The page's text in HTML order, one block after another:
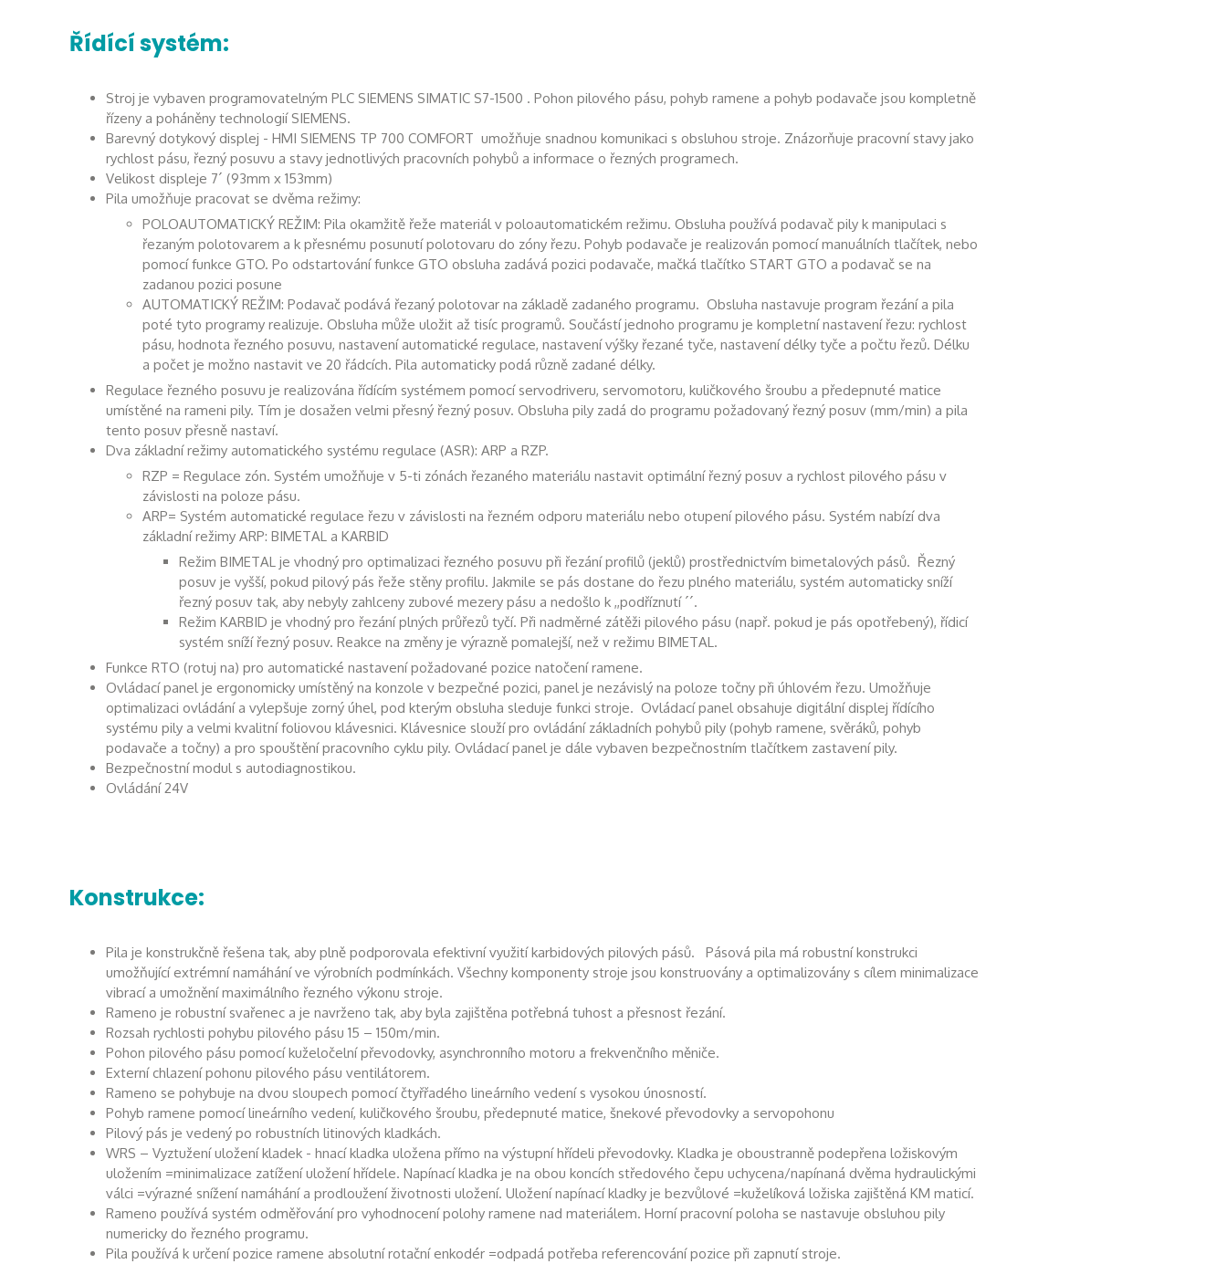
Řídící systém:
Stroj je vybaven programovatelným PLC SIEMENS SIMATIC S7-1500 . Pohon pilového pásu, pohyb ramene a pohyb podavače jsou kompletně
řízeny a poháněny technologií SIEMENS.
Barevný dotykový displej - HMI SIEMENS TP 700 COMFORT umožňuje snadnou komunikaci s obsluhou stroje. Znázorňuje pracovní stavy jako
rychlost pásu, řezný posuvu a stavy jednotlivých pracovních pohybů a informace o řezných programech.
Velikost displeje 7´ (93mm x 153mm)
Pila umožňuje pracovat se dvěma režimy:
POLOAUTOMATICKÝ REŽIM: Pila okamžitě řeže materiál v poloautomatickém režimu. Obsluha používá podavač pily k manipulaci s
řezaným polotovarem a k přesnému posunutí polotovaru do zóny řezu. Pohyb podavače je realizován pomocí manuálních tlačítek, nebo
pomocí funkce GTO. Po odstartování funkce GTO obsluha zadává pozici podavače, mačká tlačítko START GTO a podavač se na
zadanou pozici posune
AUTOMATICKÝ REŽIM: Podavač podává řezaný polotovar na základě zadaného programu. Obsluha nastavuje program řezání a pila
poté tyto programy realizuje. Obsluha může uložit až tisíc programů. Součástí jednoho programu je kompletní nastavení řezu: rychlost
pásu, hodnota řezného posuvu, nastavení automatické regulace, nastavení výšky řezané tyče, nastavení délky tyče a počtu řezů. Délku
a počet je možno nastavit ve 20 řádcích. Pila automaticky podá různě zadané délky.
Regulace řezného posuvu je realizována řídícím systémem pomocí servodriveru, servomotoru, kuličkového šroubu a předepnuté matice
umístěné na rameni pily. Tím je dosažen velmi přesný řezný posuv. Obsluha pily zadá do programu požadovaný řezný posuv (mm/min) a pila
tento posuv přesně nastaví.
Dva základní režimy automatického systému regulace (ASR): ARP a RZP.
RZP = Regulace zón. Systém umožňuje v 5-ti zónách řezaného materiálu nastavit optimální řezný posuv a rychlost pilového pásu v
závislosti na poloze pásu.
ARP= Systém automatické regulace řezu v závislosti na řezném odporu materiálu nebo otupení pilového pásu. Systém nabízí dva
základní režimy ARP: BIMETAL a KARBID
Režim BIMETAL je vhodný pro optimalizaci řezného posuvu při řezání profilů (jeklů) prostřednictvím bimetalových pásů. Řezný
posuv je vyšší, pokud pilový pás řeže stěny profilu. Jakmile se pás dostane do řezu plného materiálu, systém automaticky sníží
řezný posuv tak, aby nebyly zahlceny zubové mezery pásu a nedošlo k ,,podříznutí ´´.
Režim KARBID je vhodný pro řezání plných průřezů tyčí. Při nadměrné zátěži pilového pásu (např. pokud je pás opotřebený), řídicí
systém sníží řezný posuv. Reakce na změny je výrazně pomalejší, než v režimu BIMETAL.
Funkce RTO (rotuj na) pro automatické nastavení požadované pozice natočení ramene.
Ovládací panel je ergonomicky umístěný na konzole v bezpečné pozici, panel je nezávislý na poloze točny při úhlovém řezu. Umožňuje
optimalizaci ovládání a vylepšuje zorný úhel, pod kterým obsluha sleduje funkci stroje. Ovládací panel obsahuje digitální displej řídícího
systému pily a velmi kvalitní foliovou klávesnici. Klávesnice slouží pro ovládání základních pohybů pily (pohyb ramene, svěráků, pohyb
podavače a točny) a pro spouštění pracovního cyklu pily. Ovládací panel je dále vybaven bezpečnostním tlačítkem zastavení pily.
Bezpečnostní modul s autodiagnostikou.
Ovládání 24V
Konstrukce:
Pila je konstrukčně řešena tak, aby plně podporovala efektivní využití karbidových pilových pásů. Pásová pila má robustní konstrukci
umožňující extrémní namáhání ve výrobních podmínkách. Všechny komponenty stroje jsou konstruovány a optimalizovány s cílem minimalizace
vibrací a umožnění maximálního řezného výkonu stroje.
Rameno je robustní svařenec a je navrženo tak, aby byla zajištěna potřebná tuhost a přesnost řezání.
Rozsah rychlosti pohybu pilového pásu 15 – 150m/min.
Pohon pilového pásu pomocí kuželočelní převodovky, asynchronního motoru a frekvenčního měniče.
Externí chlazení pohonu pilového pásu ventilátorem.
Rameno se pohybuje na dvou sloupech pomocí čtyřřadého lineárního vedení s vysokou únosností.
Pohyb ramene pomocí lineárního vedení, kuličkového šroubu, předepnuté matice, šnekové převodovky a servopohonu
Pilový pás je vedený po robustních litinových kladkách.
WRS – Vyztužení uložení kladek - hnací kladka uložena přímo na výstupní hřídeli převodovky. Kladka je oboustranně podepřena ložiskovým
uložením =minimalizace zatížení uložení hřídele. Napínací kladka je na obou koncích středového čepu uchycena/napínaná dvěma hydraulickými
válci =výrazné snížení namáhání a prodloužení životnosti uložení. Uložení napínací kladky je bezvůlové =kuželíková ložiska zajištěná KM maticí.
Rameno používá systém odměřování pro vyhodnocení polohy ramene nad materiálem. Horní pracovní poloha se nastavuje obsluhou pily
numericky do řezného programu.
Pila používá k určení pozice ramene absolutní rotační enkodér =odpadá potřeba referencování pozice při zapnutí stroje.